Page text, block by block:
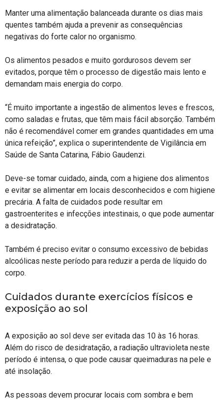
Manter uma alimentação balanceada durante os dias mais
quentes também ajuda a prevenir as consequências
negativas do forte calor no organismo.
Os alimentos pesados e muito gordurosos devem ser
evitados, porque têm o processo de digestão mais lento e
demandam mais energia do corpo.
“É muito importante a ingestão de alimentos leves e frescos,
como saladas e frutas, que têm mais fácil absorção. Também
não é recomendável comer em grandes quantidades em uma
única refeição”, explica o superintendente de Vigilância em
Saúde de Santa Catarina, Fábio Gaudenzi.
Deve-se tomar cuidado, ainda, com a higiene dos alimentos
e evitar se alimentar em locais desconhecidos e com higiene
precária. A falta de cuidados pode resultar em
gastroenterites e infecções intestinais, o que pode aumentar
a desidratação.
Também é preciso evitar o consumo excessivo de bebidas
alcoólicas neste período para reduzir a perda de líquido do
corpo.
Cuidados durante exercícios físicos e
exposição ao sol
A exposição ao sol deve ser evitada das 10 às 16 horas.
Além do risco de desidratação, a radiação ultravioleta neste
período é intensa, o que pode causar queimaduras na pele e
até insolação.
As pessoas devem procurar locais com sombra e bem